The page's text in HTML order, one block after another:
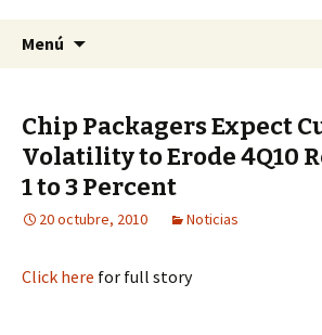
Menú
Chip Packagers Expect
Volatility to Erode 4Q10
1 to 3 Percent
20 octubre, 2010 Noticias
Click here for full story